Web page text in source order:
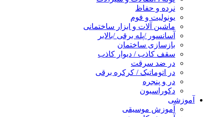
نرده و حفاظ
یونولیت و فوم
ماشین آلات و ابزار ساختمانی
آسانسور /پله برقی /بالابر
بازسازی ساختمان
سقف کاذب / دیوار کاذب
در ضد سرقت
در اتوماتیک / کرکره برقی
در و پنجره
دکوراسیون
آموزشی
آموزش موسیقی